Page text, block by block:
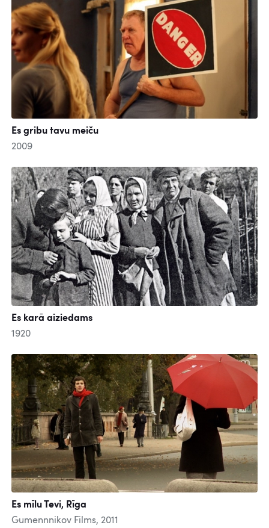
Es gribu tavu meiču
2009
Es karā aiziedams
1920
Es mīlu Tevi, Rīga
Gumennnikov Films, 2011